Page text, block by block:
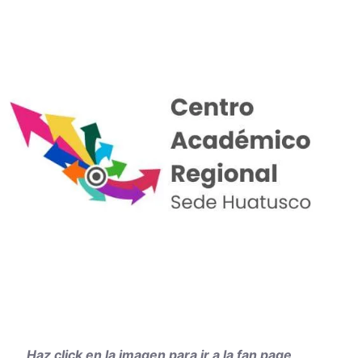
Haz click en la imagen para ir a la fan page